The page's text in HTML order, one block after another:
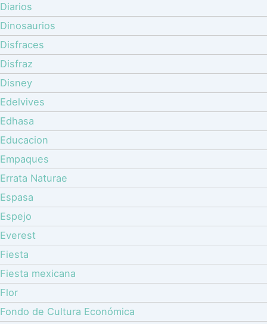
Diarios
Dinosaurios
Disfraces
Disfraz
Disney
Edelvives
Edhasa
Educacion
Empaques
Errata Naturae
Espasa
Espejo
Everest
Fiesta
Fiesta mexicana
Flor
Fondo de Cultura Económica